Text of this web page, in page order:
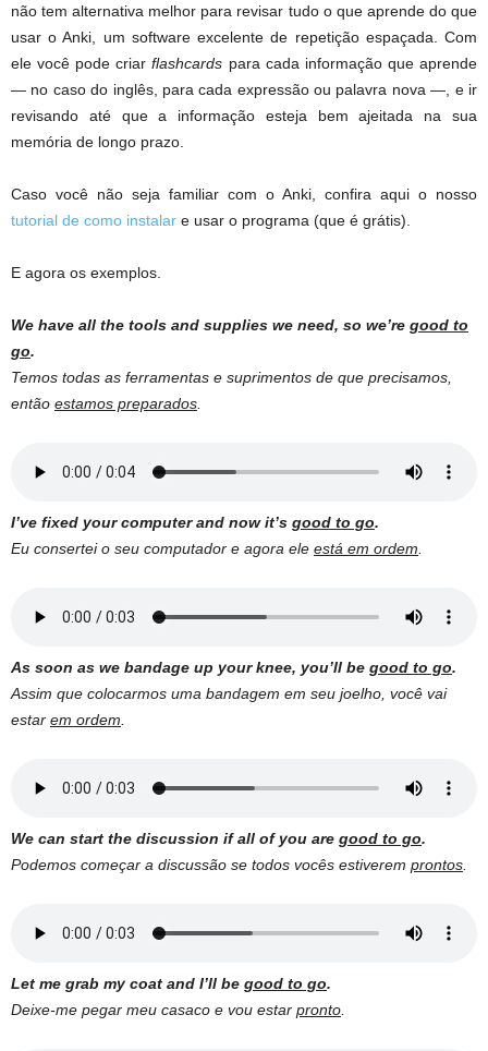
não tem alternativa melhor para revisar tudo o que aprende do que
usar o Anki, um software excelente de repetição espaçada. Com
ele você pode criarflashcards para cada informação que aprende
— no caso do inglês, para cada expressão ou palavra nova —, e ir
revisando até que a informação esteja bem ajeitada na sua
memória de longo prazo.
Caso você não seja familiar com o Anki, confira aqui o nosso
tutorial de como instalar e usar o programa (que é grátis).
E agora os exemplos.
We have all the tools and supplies we need, so we’re good to
go.
Temos todas as ferramentas e suprimentos de que precisamos,
então estamos preparados
I’ve fixed your computer and now it’s good to go.
Eu consertei o seu computador e agora ele está em ordem
As soon as we bandage up your knee, you’ll be good to go.
Assim que colocarmos uma bandagem em seu joelho, você vai
estar em ordem
We can start the discussion if all of you are good to go.
Podemos começar a discussão se todos vocês estiverem prontos
Let me grab my coat and I’ll be good to go.
Deixe-me pegar meu casaco e vou estar pronto